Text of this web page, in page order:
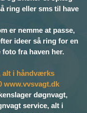
ring eller sms til have
er nemme at passe,
ideer så ring for en
fra haven her.
alt i håndværks
www.vvsvagt.dk
døgnvagt,
service, alt i